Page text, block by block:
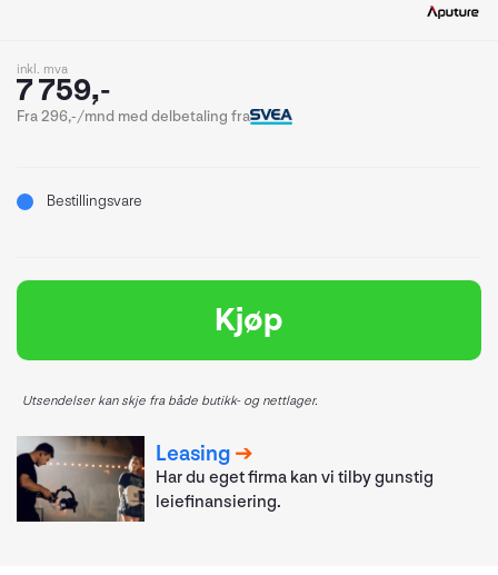
inkl. mva
7 759,-
Fra 296,-/mnd med delbetaling fra
Bestillingsvare
Kjøp
Utsendelser kan skje fra både butikk- og nettlager.
Leasing
Har du eget firma kan vi tilby gunstig
leiefinansiering.